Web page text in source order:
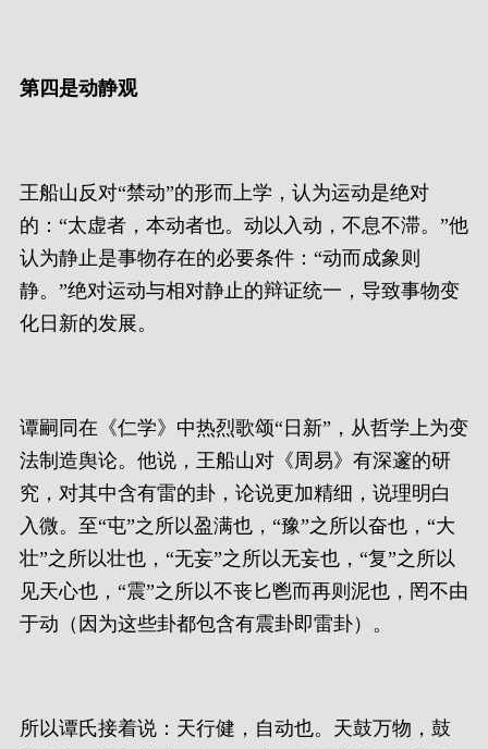
第四是动静观
王船山反对“禁动”的形而上学，认为运动是绝对
的：“太虚者，本动者也。动以入动，不息不滞。”他
认为静止是事物存在的必要条件：“动而成象则
静。”绝对运动与相对静止的辩证统一，导致事物变
化日新的发展。
谭嗣同在《仁学》中热烈歌颂“日新”，从哲学上为变
法制造舆论。他说，王船山对《周易》有深邃的研
究，对其中含有雷的卦，论说更加精细，说理明白
入微。至“屯”之所以盈满也，“豫”之所以奋也，“大
壮”之所以壮也，“无妄”之所以无妄也，“复”之所以
见天心也，“震”之所以不丧匕鬯而再则泥也，罔不由
于动（因为这些卦都包含有震卦即雷卦）。
所以谭氏接着说：天行健，自动也。天鼓万物，鼓